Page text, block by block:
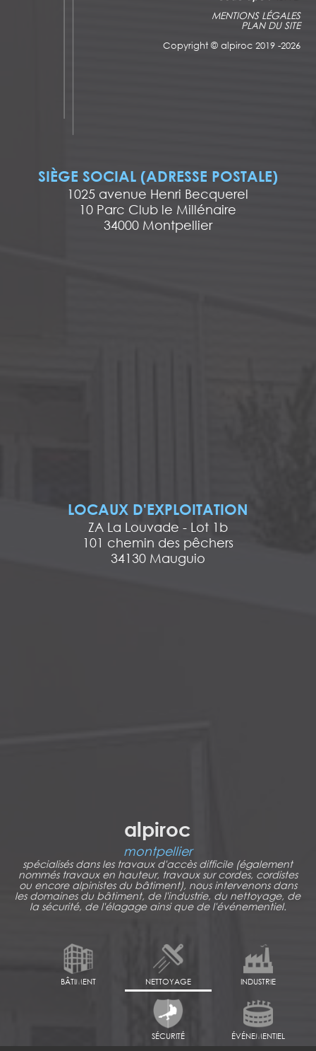
MENTIONS LÉGALES
PLAN DU SITE
Copyright ©alpiroc 2019 -2026
SIÈGE SOCIAL (ADRESSE POSTALE)
1025 avenue Henri Becquerel
10 Parc Club le Millénaire
34000 Montpellier
LOCAUX D'EXPLOITATION
ZA La Louvade - Lot 1b
101 chemin des pêchers
34130 Mauguio
alpiroc
montpellier
spécialisés dans les travaux d'accès difficile (également
nommés travaux en hauteur, travaux sur cordes, cordistes
ou encore alpinistes du bâtiment), nous intervenons dans
les domaines du bâtiment, de l'industrie, du nettoyage, de
la sécurité, de l'élagage ainsi que de l'événementiel.
BÂTIMENT NETTOYAGE INDUSTRIE
SÉCURITÉ ÉVÉNEMENTIEL